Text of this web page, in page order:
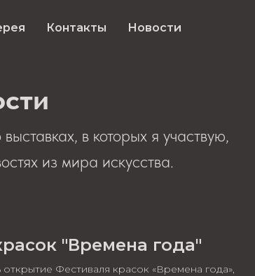
Контакты Новости
в которых я участвую,
из мира искусства.
"Времена года"
Фестиваля красок «Времена года»,